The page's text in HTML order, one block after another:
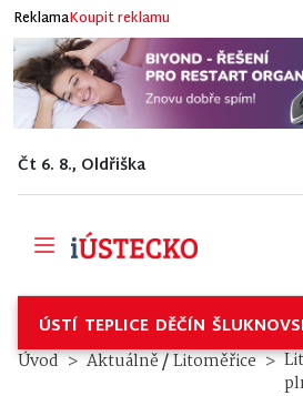
ReklamaKoupit reklamu
Čt 6. 8., Oldřiška
ÚSTÍ TEPLICE DĚČÍN
Úvod Aktuálně/Litoměřice